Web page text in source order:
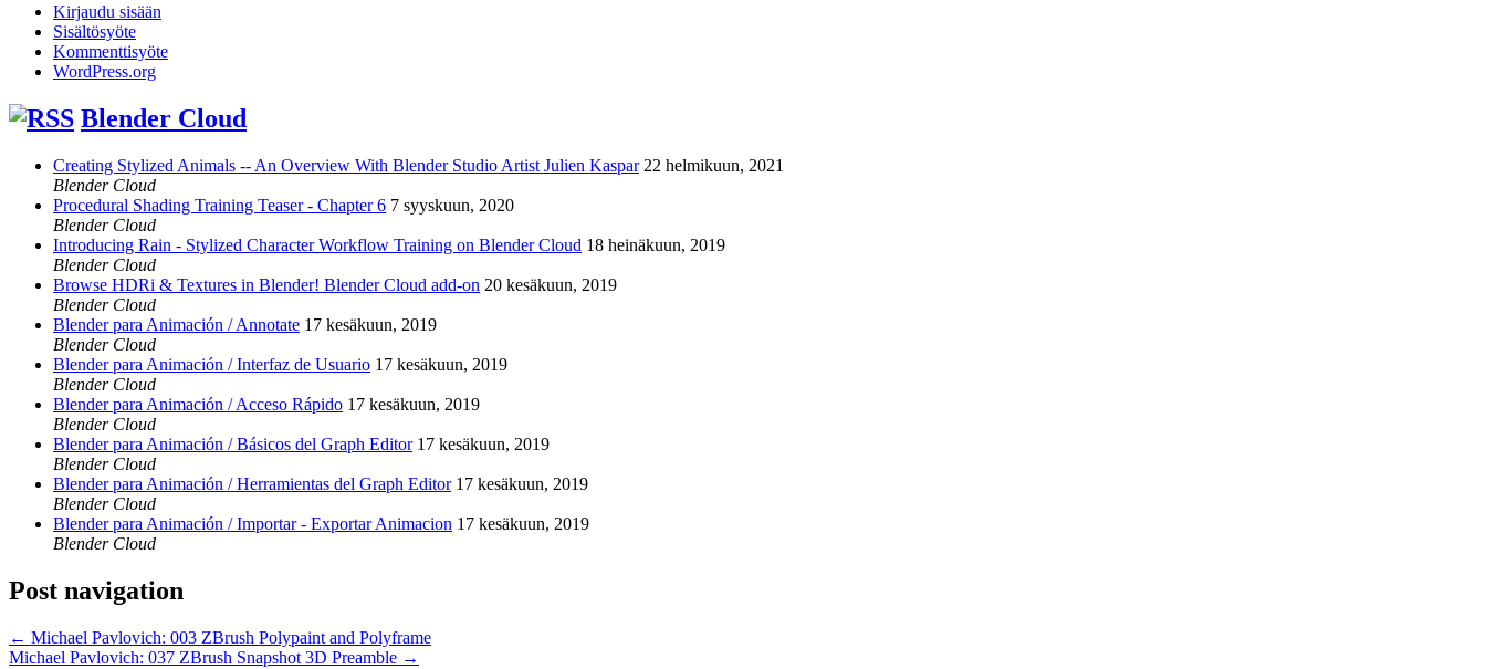
Kirjaudu sisään
Sisältösyöte
Kommenttisyöte
WordPress.org
Blender Cloud
Creating Stylized Animals -- An Overview With Blender Studio Artist Julien Kaspar 22 helmikuun, 2021
Blender Cloud
Procedural Shading Training Teaser - Chapter 6 7 syyskuun, 2020
Blender Cloud
Introducing Rain - Stylized Character Workflow Training on Blender Cloud 18 heinäkuun, 2019
Blender Cloud
Browse HDRi & Textures in Blender! Blender Cloud add-on 20 kesäkuun, 2019
Blender Cloud
Blender para Animación / Annotate 17 kesäkuun, 2019
Blender Cloud
Blender para Animación / Interfaz de Usuario 17 kesäkuun, 2019
Blender Cloud
Blender para Animación / Acceso Rápido 17 kesäkuun, 2019
Blender Cloud
Blender para Animación / Básicos del Graph Editor 17 kesäkuun, 2019
Blender Cloud
Blender para Animación / Herramientas del Graph Editor 17 kesäkuun, 2019
Blender Cloud
Blender para Animación / Importar - Exportar Animacion 17 kesäkuun, 2019
Blender Cloud
Post navigation
← Michael Pavlovich: 003 ZBrush Polypaint and Polyframe
Michael Pavlovich: 037 ZBrush Snapshot 3D Preamble →